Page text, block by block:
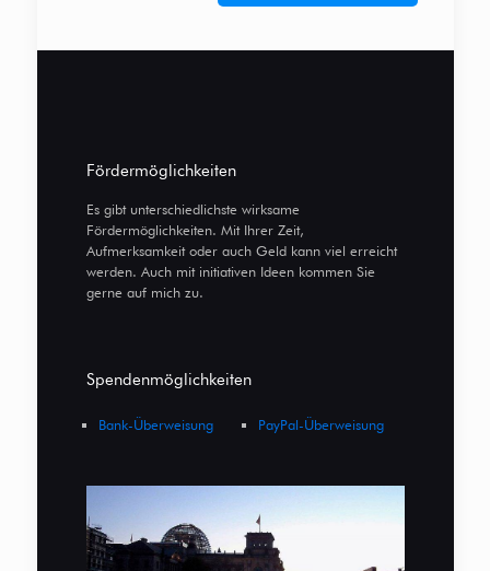
Fördermöglichkeiten
Es gibt unterschiedlichste wirksame
Fördermöglichkeiten. Mit Ihrer Zeit,
Aufmerksamkeit oder auch Geld kann viel erreicht
werden. Auch mit initiativen Ideen kommen Sie
gerne auf mich zu.
Spendenmöglichkeiten
Bank-Überweisung PayPal-Überweisung